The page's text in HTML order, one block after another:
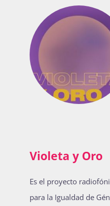
Violeta y Oro
Es el proyecto
para la Igualdad de